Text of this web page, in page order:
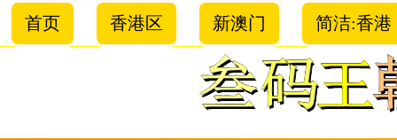
首页 香港区 新澳门 简洁:香港